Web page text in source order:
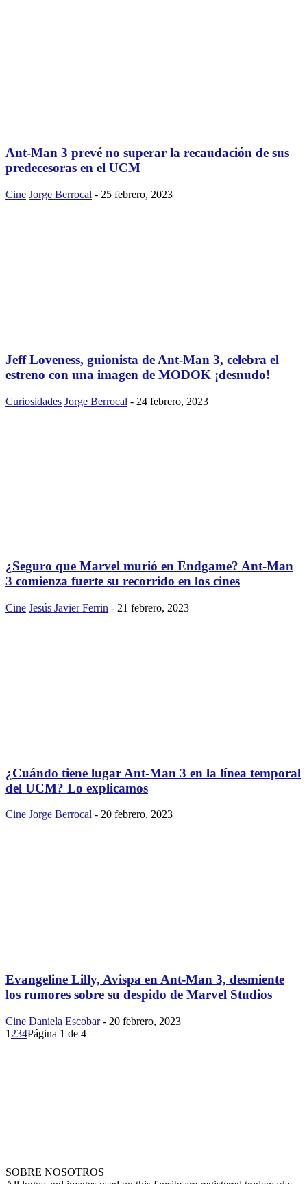
Ant-Man 3 prevé no superar la recaudación de sus
predecesoras en el UCM
Cine Jorge Berrocal - 25 febrero, 2023
Jeff Loveness, guionista de Ant-Man 3, celebra el
estreno con una imagen de MODOK ¡desnudo!
Curiosidades Jorge Berrocal - 24 febrero, 2023
¿Seguro que Marvel murió en Endgame? Ant-Man
3 comienza fuerte su recorrido en los cines
Cine Jesús Javier Ferrin - 21 febrero, 2023
¿Cuándo tiene lugar Ant-Man 3 en la línea temporal
del UCM? Lo explicamos
Cine Jorge Berrocal - 20 febrero, 2023
Evangeline Lilly, Avispa en Ant-Man 3, desmiente
los rumores sobre su despido de Marvel Studios
Cine Daniela Escobar - 20 febrero, 2023
1 234Página 1 de 4
SOBRE NOSOTROS